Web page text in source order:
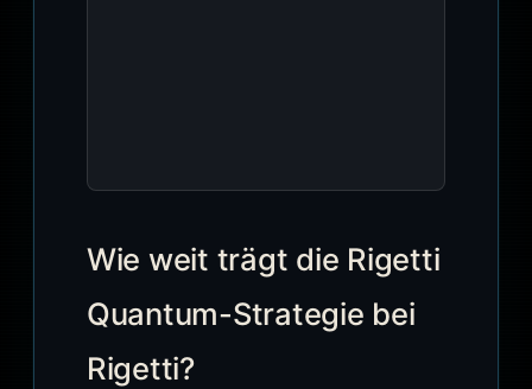
Wie weit trägt die Rigetti
Quantum-Strategie bei
Rigetti?